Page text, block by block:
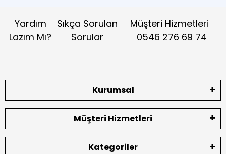
Yardım
Lazım Mı?
Sıkça Sorulan
Sorular
Müşteri Hizmetleri
0546 276 69 74
Kurumsal
Müşteri Hizmetleri
Kategoriler